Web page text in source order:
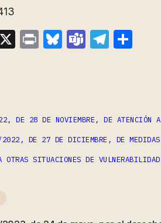
X PrintBluesky
Teams
DE 28 DE NOVIEMBRE, DE ATENCIÓN A
DE 27 DE DICIEMBRE, DE MEDIDAS
SITUACIONES DE